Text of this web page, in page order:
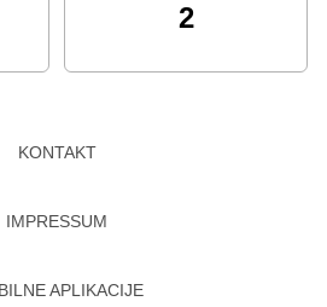
2
KONTAKT
IMPRESSUM
APLIKACIJE